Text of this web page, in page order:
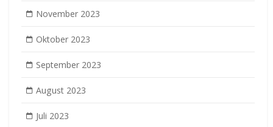
November 2023
Oktober 2023
September 2023
August 2023
Juli 2023